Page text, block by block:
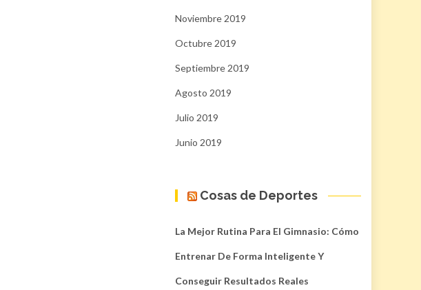
Noviembre 2019
Octubre 2019
Septiembre 2019
Agosto 2019
Julio 2019
Junio 2019
Cosas de Deportes
La Mejor Rutina Para El Gimnasio: Cómo
Entrenar De Forma Inteligente Y
Conseguir Resultados Reales